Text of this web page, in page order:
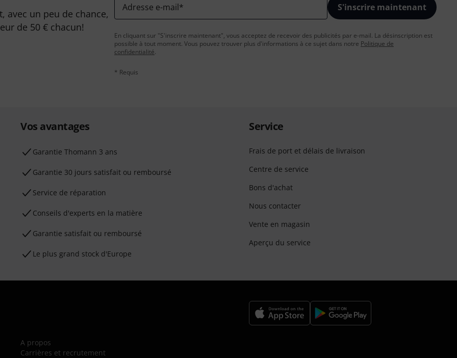
avec un peu de chance,
de 50 € chacun!
Adresse e-mail* S'inscrire maintenant
En cliquant sur "S'inscrire maintenant", vous acceptez de recevoir des publicités par e-mail. La désinscription est
possible à tout moment. Vous pouvez trouver plus d'informations à ce sujet dans notre Politique de
confidentialité.
* Requis
Vos avantages
Ga­ran­tie Thomann 3 ans
Garantie 30 jours satisfait ou remboursé
Service de réparation
Conseils d'experts en la matière
Garantie satisfait ou remboursé
Le plus grand stock d'Europe
Service
Frais de port et délais de livraison
Centre de service
Bons d'achat
Nous contacter
Vente en magasin
Aperçu du service
A propos
Carrières et recrutement